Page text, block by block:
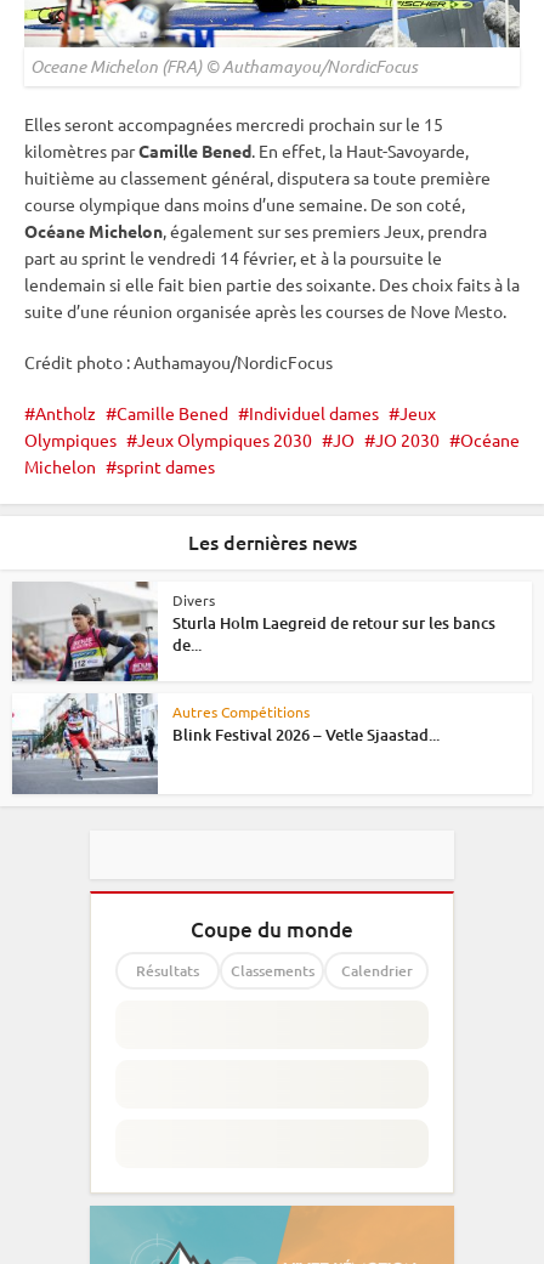
Oceane Michelon (FRA) © Authamayou/NordicFocus
Elles seront accompagnées mercredi prochain sur le 15
kilomètres parCamille Bened. En effet, la Haut-Savoyarde,
huitième au classement général, disputera sa toute première
course olympique dans moins d’une semaine. De son coté,
Océane Michelon, également sur ses premiers Jeux, prendra
part au sprint le vendredi 14 février, et à la poursuite le
lendemain si elle fait bien partie des soixante. Des choix faits à la
suite d’une réunion organisée après les courses de Nove Mesto.
Crédit photo : Authamayou/NordicFocus
Antholz Camille Bened Individuel dames
Jeux
Olympiques
Jeux Olympiques 2030 JO JO 2030
Océane
Michelon
sprint dames
Les dernières news
Divers
Sturla Holm Laegreid de retour sur les bancs
de...
Autres Compétitions
Blink Festival 2026 – Vetle Sjaastad...
Coupe du monde
Résultats Classements Calendrier